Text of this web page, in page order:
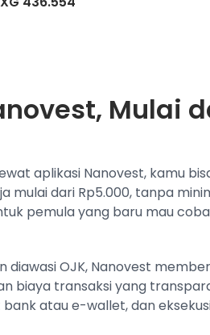
Mulai
aplikasi Nanovest, kamu
mulai dari Rp5.000, tanpa
pemula yang baru mau
OJK, Nanovest
biaya transaksi yang
atau e-wallet, dan